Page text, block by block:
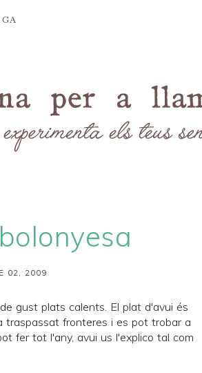
02, 2009
gust plats calents. El plat d'avui és
traspassat fronteres i es pot trobar a
fer tot l'any, avui us l'explico tal com